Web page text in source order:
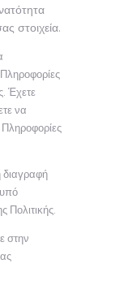
στοιχεία.
Έχετε
να
διαγραφή
Πολιτικής.
στην